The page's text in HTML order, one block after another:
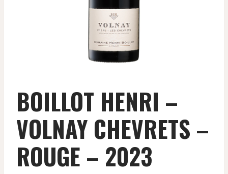
BOILLOT HENRI –
VOLNAY CHEVRETS –
ROUGE – 2023